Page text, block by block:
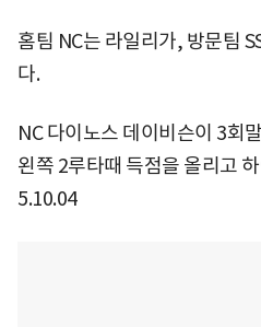
홈팀 NC는 라일리가, 방문팀
다.
NC 다이노스 데이비슨이 3회
왼쪽 2루타때 득점을 올리고
5.10.04